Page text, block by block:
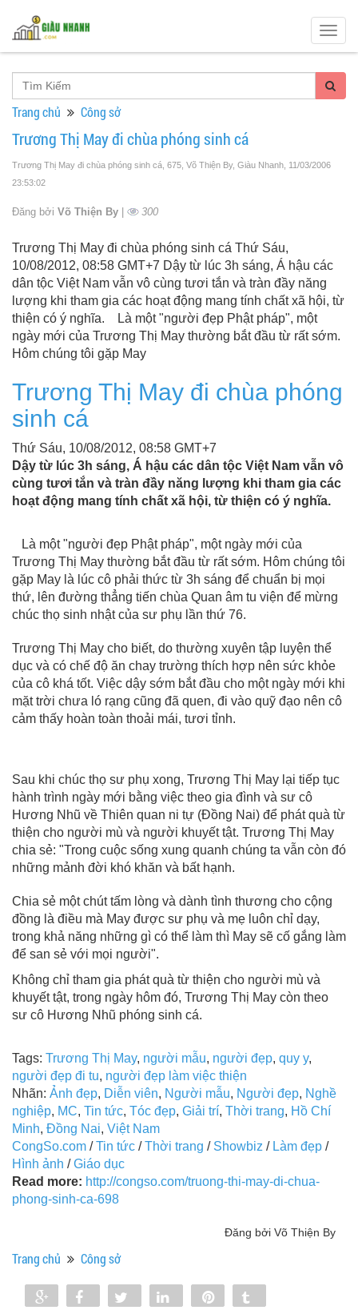
Trang chủ Công sở
Trương Thị May đi chùa phóng sinh cá
Trương Thị May đi chùa phóng sinh cá, 675, Võ Thiện By, Giàu Nhanh , 11/03/2006
23:53:02
Đăng bởi Võ Thiện By | 300
Trương Thị May đi chùa phóng sinh cá Thứ Sáu,
10/08/2012, 08:58 GMT+7 Dậy từ lúc 3h sáng, Á hậu các
dân tộc Việt Nam vẫn vô cùng tươi tắn và tràn đầy năng
lượng khi tham gia các hoạt động mang tính chất xã hội, từ
thiện có ý nghĩa. Là một "người đẹp Phật pháp", một
ngày mới của Trương Thị May thường bắt đầu từ rất sớm.
Hôm chúng tôi gặp May
Trương Thị May đi chùa phóng
sinh cá
Thứ Sáu, 10/08/2012, 08:58 GMT+7
Dậy từ lúc 3h sáng, Á hậu các dân tộc Việt Nam vẫn vô
cùng tươi tắn và tràn đầy năng lượng khi tham gia các
hoạt động mang tính chất xã hội, từ thiện có ý nghĩa.
Là một "người đẹp Phật pháp", một ngày mới của
Trương Thị May thường bắt đầu từ rất sớm. Hôm chúng tôi
gặp May là lúc cô phải thức từ 3h sáng để chuẩn bị mọi
thứ, lên đường thẳng tiến chùa Quan âm tu viện để mừng
chúc thọ sinh nhật của sư phụ lần thứ 76.
Trương Thị May cho biết, do thường xuyên tập luyện thể
dục và có chế độ ăn chay trường thích hợp nên sức khỏe
của cô khá tốt. Việc dậy sớm bắt đầu cho một ngày mới khi
mặt trời chưa ló rạng cũng đã quen, đi vào quỹ đạo nên cô
cảm thấy hoàn toàn thoải mái, tươi tỉnh.
Sau khi chúc thọ sư phụ xong, Trương Thị May lại tiếp tục
hành trình ngày mới bằng việc theo gia đình và sư cô
Hương Nhũ về Thiên quan ni tự (Đồng Nai) để phát quà từ
thiện cho người mù và người khuyết tật. Trương Thị May
chia sẻ: "Trong cuộc sống xung quanh chúng ta vẫn còn đó
những mảnh đời khó khăn và bất hạnh.
Chia sẻ một chút tấm lòng và dành tình thương cho cộng
đồng là điều mà May được sư phụ và mẹ luôn chỉ dạy,
trong khả năng những gì có thể làm thì May sẽ cố gắng làm
để san sẻ với mọi người".
Không chỉ tham gia phát quà từ thiện cho người mù và
khuyết tật, trong ngày hôm đó, Trương Thị May còn theo
sư cô Hương Nhũ phóng sinh cá.
Tags: Trương Thị May, người mẫu, người đẹp, quy y,
người đẹp đi tu, người đẹp làm việc thiện
Nhãn: Ảnh đẹp, Diễn viên, Người mẫu, Người đẹp, Nghề
nghiệp, MC, Tin tức, Tóc đẹp, Giải trí, Thời trang, Hồ Chí
Minh, Đồng Nai, Việt Nam
CongSo.com /Tin tức /Thời trang / Showbiz / Làm đẹp /
Hình ảnh /Giáo dục
Read more: http://congso.com/truong-thi-may-di-chua-
phong-sinh-ca-698
Đăng bởi Võ Thiện By
Trang chủ Công sở
Share Share Tweet Share